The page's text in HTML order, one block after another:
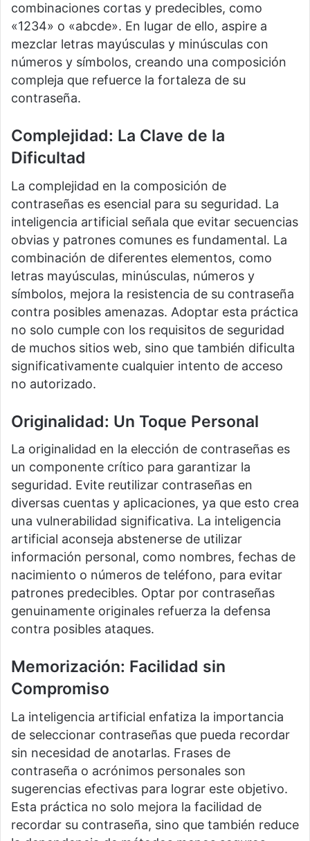
combinaciones cortas y predecibles, como
«1234» o «abcde». En lugar de ello, aspire a
mezclar letras mayúsculas y minúsculas con
números y símbolos, creando una composición
compleja que refuerce la fortaleza de su
contraseña.
Complejidad: La Clave de la
Dificultad
La complejidad en la composición de
contraseñas es esencial para su seguridad. La
inteligencia artificial señala que evitar secuencias
obvias y patrones comunes es fundamental. La
combinación de diferentes elementos, como
letras mayúsculas, minúsculas, números y
símbolos, mejora la resistencia de su contraseña
contra posibles amenazas. Adoptar esta práctica
no solo cumple con los requisitos de seguridad
de muchos sitios web, sino que también dificulta
significativamente cualquier intento de acceso
no autorizado.
Originalidad: Un Toque Personal
La originalidad en la elección de contraseñas es
un componente crítico para garantizar la
seguridad. Evite reutilizar contraseñas en
diversas cuentas y aplicaciones, ya que esto crea
una vulnerabilidad significativa. La inteligencia
artificial aconseja abstenerse de utilizar
información personal, como nombres, fechas de
nacimiento o números de teléfono, para evitar
patrones predecibles. Optar por contraseñas
genuinamente originales refuerza la defensa
contra posibles ataques.
Memorización: Facilidad sin
Compromiso
La inteligencia artificial enfatiza la importancia
de seleccionar contraseñas que pueda recordar
sin necesidad de anotarlas. Frases de
contraseña o acrónimos personales son
sugerencias efectivas para lograr este objetivo.
Esta práctica no solo mejora la facilidad de
recordar su contraseña, sino que también reduce